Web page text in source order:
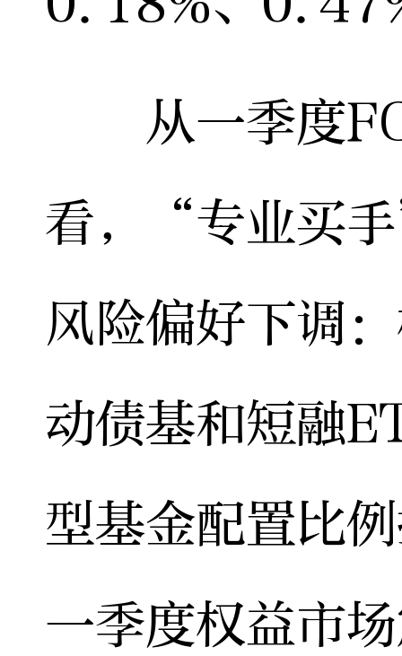
从一季度
看，“专业买
风险偏好下调
动债基和短融
型基金配置比
一季度权益市